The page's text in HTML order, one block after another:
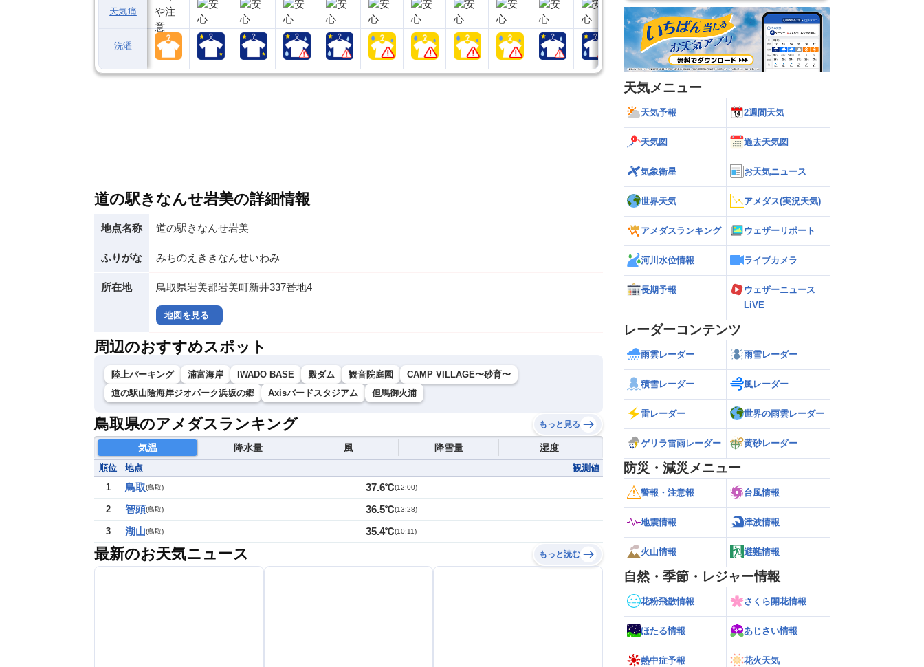
天気痛
洗濯
道の駅きなんせ岩美の詳細情報
地点名称 道の駅きなんせ岩美
ふりがな みちのえききなんせいわみ
所在地 鳥取県岩美郡岩美町新井337番地4
地図を見る
周辺のおすすめスポット
陸上パーキング 浦富海岸 IWADO BASE 殿ダム 観音院庭園
CAMP VILLAGE〜砂育〜
道の駅山陰海岸ジオパーク浜坂の郷
Axisバードスタジアム 但馬御火浦
鳥取県のアメダスランキング もっと見る
気温 降水量 風 降雪量 湿度
順位 地点
観測値
1
鳥取(鳥取) 37.6℃(12:00)
2 智頭(鳥取) 36.5℃(13:28)
3 湖山(鳥取) 35.4℃(10:11)
最新のお天気ニュース もっと読む
天気メニュー
天気予報 2週間天気
天気図 過去天気図
気象衛星 お天気ニュース
世界天気 アメダス(実況天気)
アメダスランキング ウェザーリポート
河川水位情報 ライブカメラ
長期予報
ウェザーニュース
LiVE
レーダーコンテンツ
雨雲レーダー 雨雪レーダー
積雪レーダー 風レーダー
雷レーダー 世界の雨雲レーダー
ゲリラ雷雨レーダー 黄砂レーダー
防災・減災メニュー
警報・注意報 台風情報
地震情報 津波情報
火山情報 避難情報
自然・季節・レジャー情報
花粉飛散情報 さくら開花情報
ほたる情報 あじさい情報
熱中症予報 花火天気